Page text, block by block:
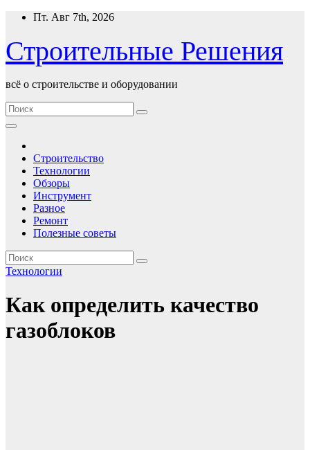
Перейти
содержимому
Пт. Авг 7th, 2026
Строительные Решения
всё о строительстве и оборудовании
Строительство
Технологии
Обзоры
Инструмент
Разное
Ремонт
Полезные советы
Технологии
Как определить качество
газоблоков